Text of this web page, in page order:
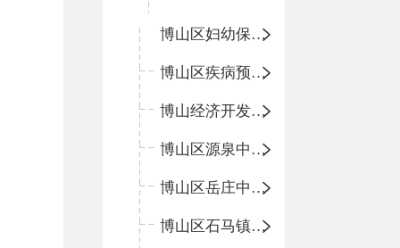
博山区妇幼保健院
博山区疾病预防控制中心
博山经济开发区卫生院
博山区源泉中心卫生院（博山区第二人民医院）
博山区岳庄中心卫生院
博山区石马镇卫生院